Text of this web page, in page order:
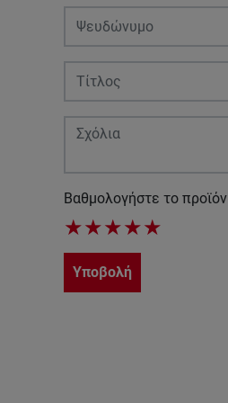
Βαθμολογήστε το προϊόν
★★★★★
Υποβολή